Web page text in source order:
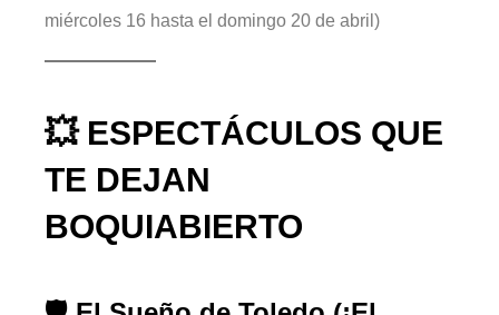
miércoles 16 hasta el domingo 20 de abril)
💥 ESPECTÁCULOS QUE
TE DEJAN
BOQUIABIERTO